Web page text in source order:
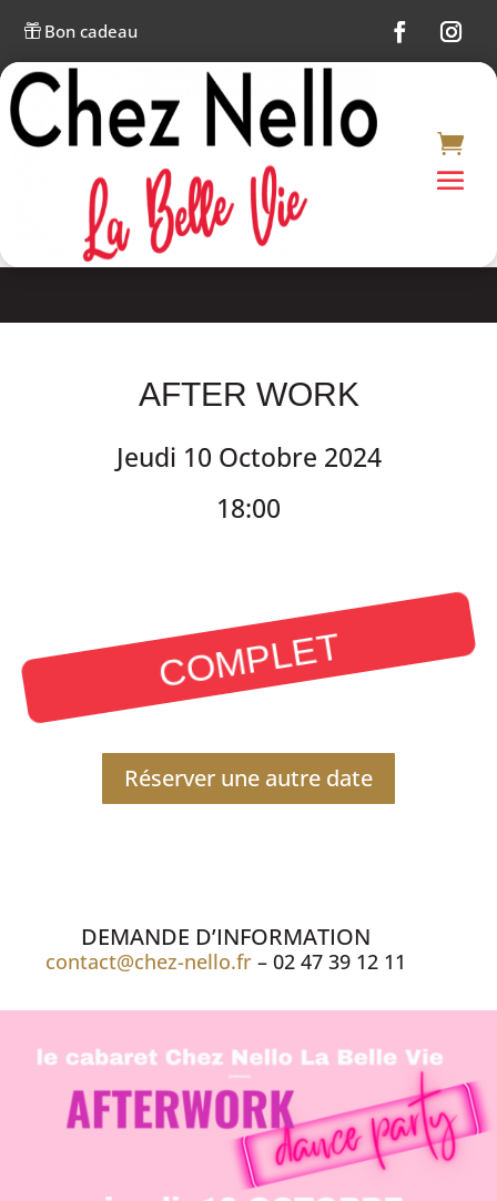
Bon cadeau
AFTER WORK
Jeudi 10 Octobre 2024
18:00
COMPLET
Réserver une autre date
DEMANDE D’INFORMATION
contact@chez-nello.fr – 02 47 39 12 11